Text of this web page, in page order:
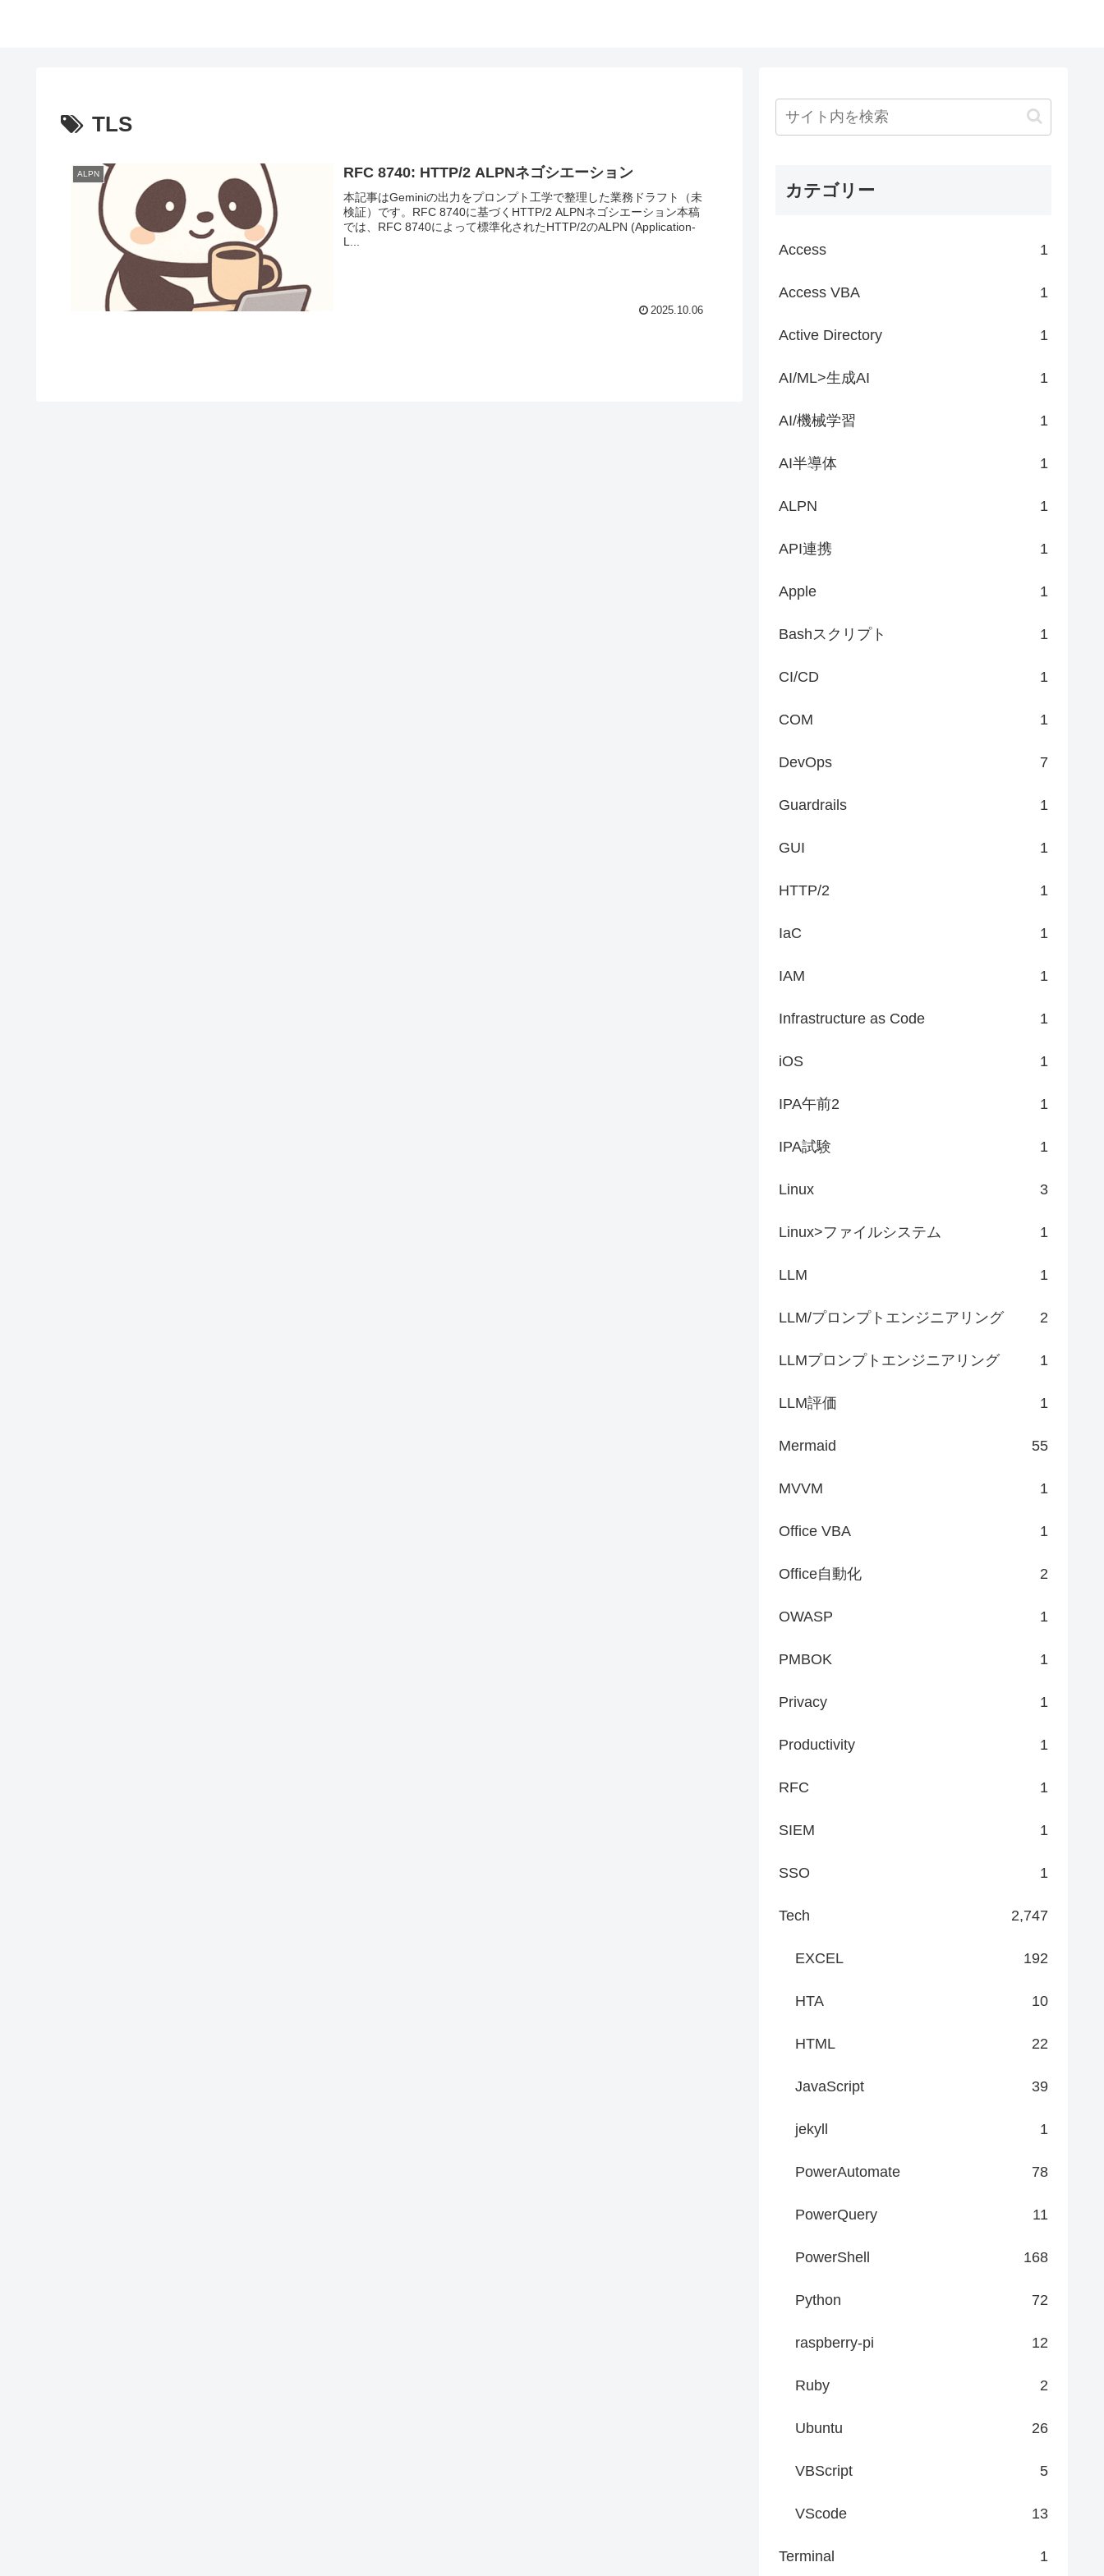
TLS
ALPN RFC 8740: HTTP/2 ALPNネゴシエーション
本記事はGeminiの出力をプロンプト工学で整理した業務ドラフト（未
検証）です。RFC 8740に基づくHTTP/2 ALPNネゴシエーション本稿
では、RFC 8740によって標準化されたHTTP/2のALPN (Application-
L...
2025.10.06
カテゴリー
Access 1
Access VBA 1
Active Directory 1
AI/ML>生成AI 1
AI/機械学習 1
AI半導体 1
ALPN 1
API連携 1
Apple 1
Bashスクリプト 1
CI/CD 1
COM 1
DevOps 7
Guardrails 1
GUI 1
HTTP/2 1
IaC 1
IAM 1
Infrastructure as Code 1
iOS 1
IPA午前2 1
IPA試験 1
Linux 3
Linux>ファイルシステム 1
LLM 1
LLM/プロンプトエンジニアリング 2
LLMプロンプトエンジニアリング 1
LLM評価 1
Mermaid 55
MVVM 1
Office VBA 1
Office自動化 2
OWASP 1
PMBOK 1
Privacy 1
Productivity 1
RFC 1
SIEM 1
SSO 1
Tech 2,747
EXCEL 192
HTA 10
HTML 22
JavaScript 39
jekyll 1
PowerAutomate 78
PowerQuery 11
PowerShell 168
Python 72
raspberry-pi 12
Ruby 2
Ubuntu 26
VBScript 5
VScode 13
Terminal 1